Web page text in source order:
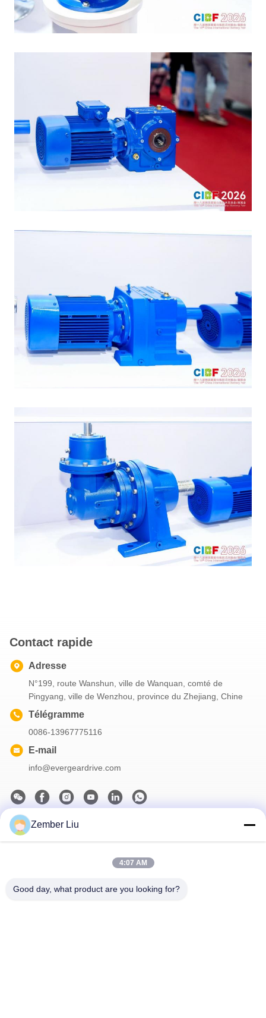
Contact rapide
Adresse
N°199, route Wanshun, ville de Wanquan, comté de
Pingyang, ville de Wenzhou, province du Zhejiang, Chine
Télégramme
0086-13967775116
E-mail
info@evergeardrive.com
Notre newsletter
Zember Liu
4:07 AM
Good day, what product are you looking for?